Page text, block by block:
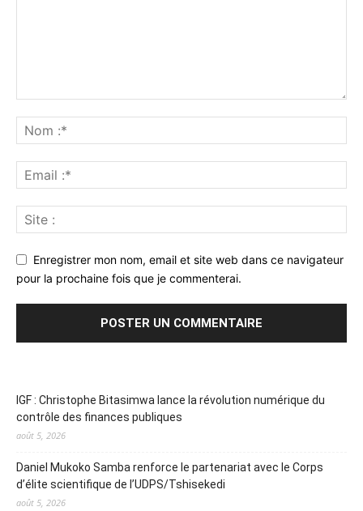
Enregistrer mon nom, email et site web dans ce navigateur
pour la prochaine fois que je commenterai.
IGF : Christophe Bitasimwa lance la révolution numérique du
contrôle des finances publiques
août 5, 2026
Daniel Mukoko Samba renforce le partenariat avec le Corps
d’élite scientifique de l’UDPS/Tshisekedi
août 5, 2026